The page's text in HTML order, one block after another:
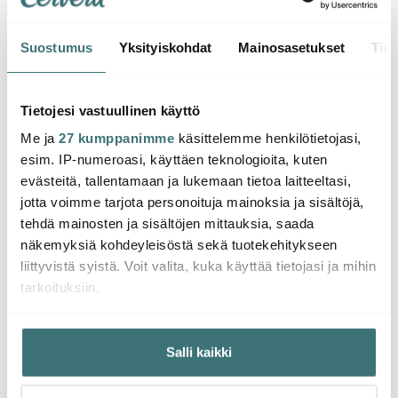
Suostumus Yksityiskohdat Mainosasetukset
Tietojesi vastuullinen käyttö
Me ja 27 kumppanimme käsittelemme henkilötietojasi,
esim. IP-numeroasi, käyttäen teknologioita, kuten
evästeitä, tallentamaan ja lukemaan tietoa laitteeltasi,
jotta voimme tarjota personoituja mainoksia ja sisältöjä,
tehdä mainosten ja sisältöjen mittauksia, saada
näkemyksiä kohdeyleisöstä sekä tuotekehitykseen
liittyvistä syistä. Voit valita, kuka käyttää tietojasi ja mihin
tarkoituksiin.
Jos sallit, haluamme myös tehdä seuraavia:
Kerätä tietoja maantieteellisestä sijainnistasi,
mahdollisesti muutaman metrin tarkkuudella
Salli kaikki
Muumi Kulho
Nurmenvihreä
17.43 € 29.00 €
Saatavilla
Muumi Kulho Ninni 15
17.43 € 29.00 €
Saatavilla
Saatat pitää myös näistä